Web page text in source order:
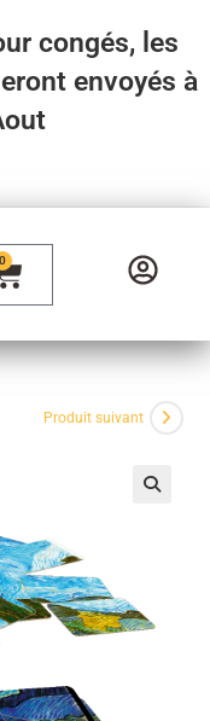
congés, les
envoyés à
0
Produit suivant